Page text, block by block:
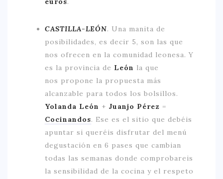
CASTILLA-LEÓN. Una manita de
posibilidades, es decir 5, son las que
nos ofrecen en la comunidad leonesa. Y
es la provincia de León la que
nos propone la propuesta más
alcanzable para todos los bolsillos.
Yolanda León + Juanjo Pérez =
Cocinandos. Ese es el sitio que debéis
apuntar si queréis disfrutar del menú
degustación en 6 pases que cambian
todas las semanas donde comprobareis
la sensibilidad de la cocina y el respeto